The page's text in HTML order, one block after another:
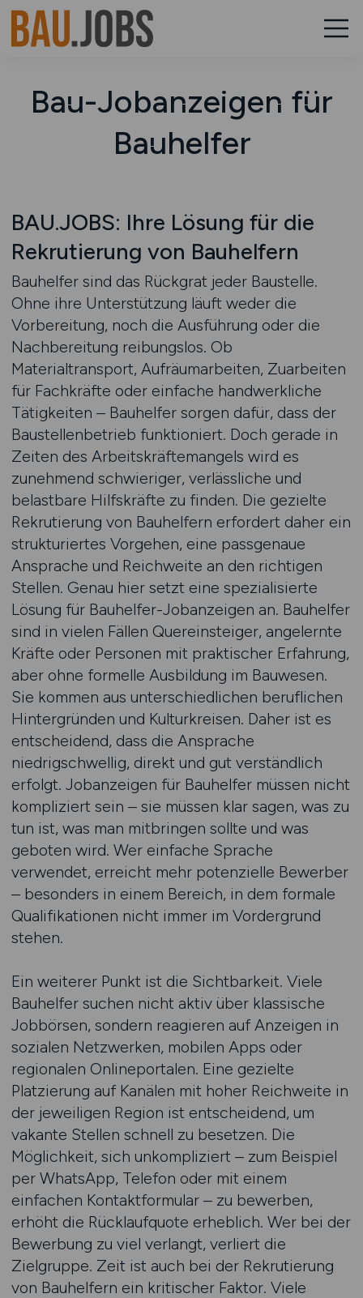
Bau-Jobanzeigen für
Bauhelfer
BAU.JOBS: Ihre Lösung für die
Rekrutierung von Bauhelfern
Bauhelfer sind das Rückgrat jeder Baustelle.
Ohne ihre Unterstützung läuft weder die
Vorbereitung, noch die Ausführung oder die
Nachbereitung reibungslos. Ob
Materialtransport, Aufräumarbeiten, Zuarbeiten
für Fachkräfte oder einfache handwerkliche
Tätigkeiten – Bauhelfer sorgen dafür, dass der
Baustellenbetrieb funktioniert. Doch gerade in
Zeiten des Arbeitskräftemangels wird es
zunehmend schwieriger, verlässliche und
belastbare Hilfskräfte zu finden. Die gezielte
Rekrutierung von Bauhelfern erfordert daher ein
strukturiertes Vorgehen, eine passgenaue
Ansprache und Reichweite an den richtigen
Stellen. Genau hier setzt eine spezialisierte
Lösung für Bauhelfer-Jobanzeigen an. Bauhelfer
sind in vielen Fällen Quereinsteiger, angelernte
Kräfte oder Personen mit praktischer Erfahrung,
aber ohne formelle Ausbildung im Bauwesen.
Sie kommen aus unterschiedlichen beruflichen
Hintergründen und Kulturkreisen. Daher ist es
entscheidend, dass die Ansprache
niedrigschwellig, direkt und gut verständlich
erfolgt. Jobanzeigen für Bauhelfer müssen nicht
kompliziert sein – sie müssen klar sagen, was zu
tun ist, was man mitbringen sollte und was
geboten wird. Wer einfache Sprache
verwendet, erreicht mehr potenzielle Bewerber
– besonders in einem Bereich, in dem formale
Qualifikationen nicht immer im Vordergrund
stehen.
Ein weiterer Punkt ist die Sichtbarkeit. Viele
Bauhelfer suchen nicht aktiv über klassische
Jobbörsen, sondern reagieren auf Anzeigen in
sozialen Netzwerken, mobilen Apps oder
regionalen Onlineportalen. Eine gezielte
Platzierung auf Kanälen mit hoher Reichweite in
der jeweiligen Region ist entscheidend, um
vakante Stellen schnell zu besetzen. Die
Möglichkeit, sich unkompliziert – zum Beispiel
per WhatsApp, Telefon oder mit einem
einfachen Kontaktformular – zu bewerben,
erhöht die Rücklaufquote erheblich. Wer bei der
Bewerbung zu viel verlangt, verliert die
Zielgruppe. Zeit ist auch bei der Rekrutierung
von Bauhelfern ein kritischer Faktor. Viele